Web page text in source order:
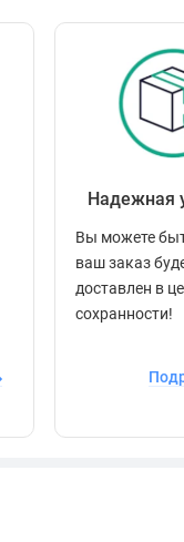
Надежная
Вы можете
ваш заказ
доставлен в
сохранности!